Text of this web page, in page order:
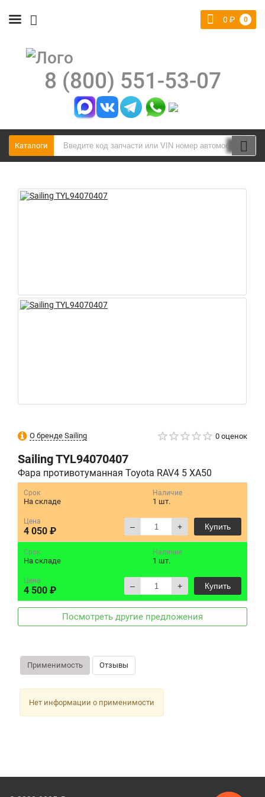
0 ₽ 0
8 (800) 551-53-07
Каталоги
О бренде Sailing 0 оценок
SailingTYL94070407
Фара противотуманная Toyota RAV4 5 XA50
Срок
На складе
Наличие
1 шт.
Цена
4 050 ₽ – + Купить
Срок
На складе
Наличие
1 шт.
Цена
4 500 ₽ – + Купить
Посмотреть другие предложения
Применимость Отзывы
Нет информации о применимости